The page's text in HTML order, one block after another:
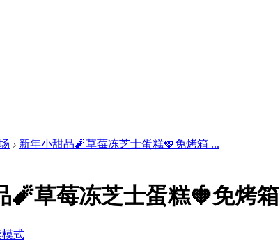
› 新年小甜品🧨草莓冻芝士蛋糕🍓免烤箱 ...
🧨草莓冻芝士蛋糕🍓免烤箱
模式